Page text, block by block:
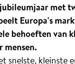
met
Europa's
behoeften van
mensen.
snelste,